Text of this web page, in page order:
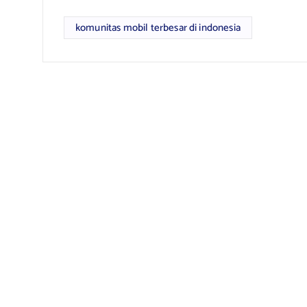
komunitas mobil terbesar di indonesia